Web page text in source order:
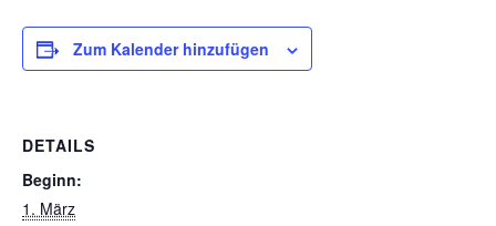
Zum Kalender hinzufügen
DETAILS
Beginn:
1. März